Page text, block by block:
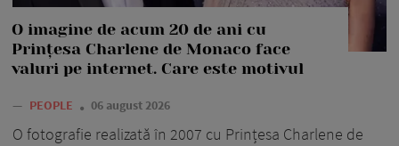
O imagine de acum 20 de ani cu
Prințesa Charlene de Monaco face
valuri pe internet. Care este motivul
— PEOPLE 06 august 2026
O fotografie realizată în 2007 cu Prințesa Charlene de